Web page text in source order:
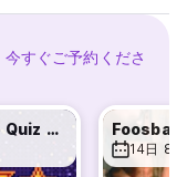
、共用エリアでおく
が無料！早朝にご到
をお勧めします。空
合でも問題ありませ
お送りします。また
すぐご予約くださ
Game on - Quiz Night @Pig & Whistle
14日 8月